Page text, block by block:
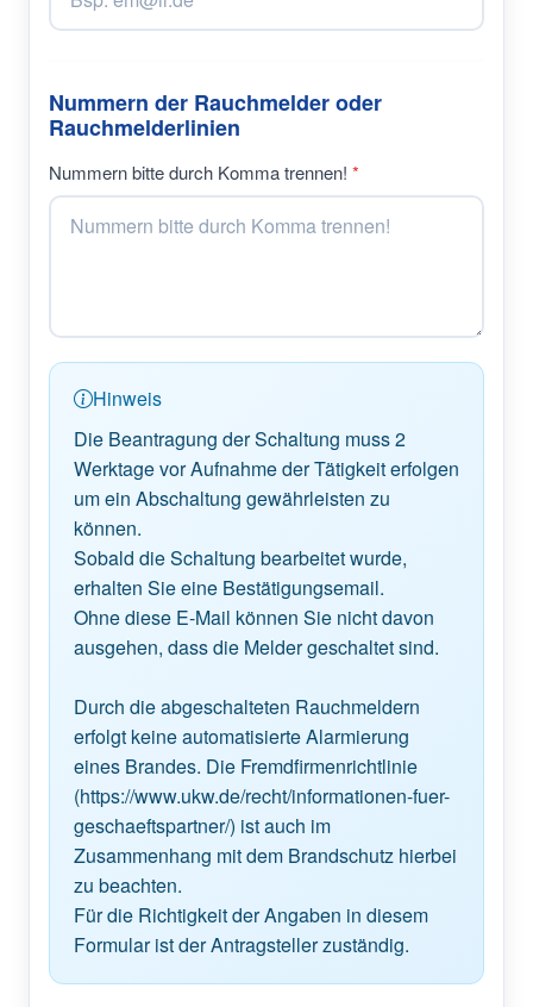
Nummern der Rauchmelder oder
Rauchmelderlinien
Nummern bitte durch Komma trennen!
Hinweis
Die Beantragung der Schaltung muss 2
Werktage vor Aufnahme der Tätigkeit erfolgen
um ein Abschaltung gewährleisten zu
können.
Sobald die Schaltung bearbeitet wurde,
erhalten Sie eine Bestätigungsemail.
Ohne diese E-Mail können Sie nicht davon
ausgehen, dass die Melder geschaltet sind.
Durch die abgeschalteten Rauchmeldern
erfolgt keine automatisierte Alarmierung
eines Brandes. Die Fremdfirmenrichtlinie
(https://www.ukw.de/recht/informationen-fuer-
geschaeftspartner/) ist auch im
Zusammenhang mit dem Brandschutz hierbei
zu beachten.
Für die Richtigkeit der Angaben in diesem
Formular ist der Antragsteller zuständig.